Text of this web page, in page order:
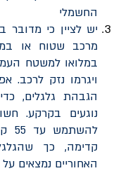
החשמלי
יש לציין כי
מרכב שטוח או
במלואו למשטח
ויגרמו נזק לרכב.
הגבהת גלגלים,
נוגעים בקרקע.
קדימה, כך
האחוריים נמצאים